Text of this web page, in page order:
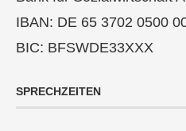
IBAN: DE 65 3702 0500
BIC: BFSWDE33XXX
SPRECHZEITEN